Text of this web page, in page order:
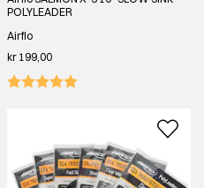
POLYLEADER
Airflo
kr 199,00